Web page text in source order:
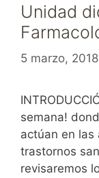
Unidad
5 marzo, 2018
semana!
actúan en las
trastornos
revisaremos